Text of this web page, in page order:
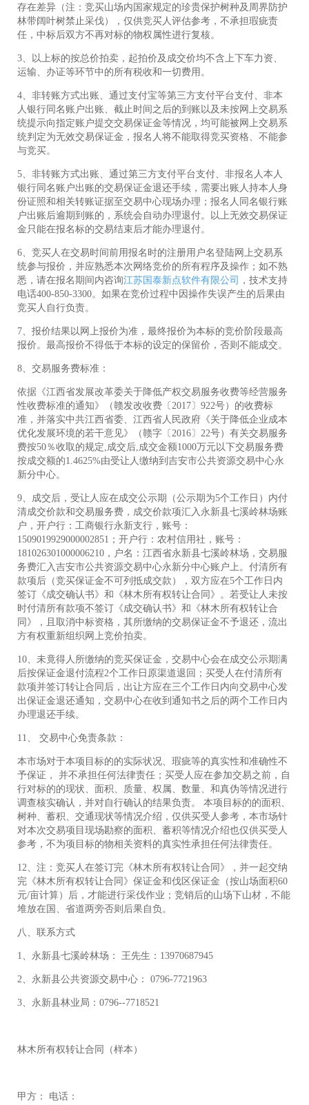
存在差异（注：竞买山场内国家规定的珍贵保护树种及周界防护
林带阔叶树禁止采伐），仅供竞买人评估参考，不承担瑕疵责
任，中标后双方不再对标的物权属性进行复核。
3、以上标的按总价拍卖，起拍价及成交价均不含上下车力资、
运输、办证等环节中的所有税收和一切费用。
4、非转账方式出账、通过支付宝等第三方支付平台支付、非本
人银行同名账户出账、截止时间之后的到账以及未按网上交易系
统提示向指定账户提交交易保证金等情况，均可能被网上交易系
统判定为无效交易保证金，报名人将不能取得竞买资格、不能参
与竞买。
5、非转账方式出账、通过第三方支付平台支付、非报名人本人
银行同名账户出账的交易保证金退还手续，需要出账人持本人身
份证照和相关转账证据至交易中心现场办理；报名人同名银行账
户出账后逾期到账的，系统会自动办理退付。以上无效交易保证
金只能在报名标的交易结束后才能办理退付。
6、竞买人在交易时间前用报名时的注册用户名登陆网上交易系
统参与报价，并应熟悉本次网络竞价的所有程序及操作；如不熟
悉，请在报名期间内咨询江苏国泰新点软件有限公司
，技术支持
电话400-850-3300。如果在竞价过程中因操作失误产生的后果由
竞买人自行负责。
7、报价结果以网上报价为准，最终报价为本标的竞价阶段最高
报价。最高报价不得低于本标的设定的保留价，否则不能成交。
8、交易服务费标准：
依据《江西省发展改革委关于降低产权交易服务收费等经营服务
性收费标准的通知》（赣发改收费〔2017〕922号）的收费标
准，并落实中共江西省委、江西省人民政府《关于降低企业成本
优化发展环境的若干意见》（赣字〔2016〕22号）有关交易服务
费按50％收取的规定,成交后,成交金额1000万元以下交易服务费
按成交额的1.4625%由受让人缴纳到吉安市公共资源交易中心永
新分中心。
9、成交后，受让人应在成交公示期（公示期为5个工作日）内付
清成交价款和交易服务费，成交价款项汇入永新县七溪岭林场账
户，开户行：工商银行永新支行，账号：
1509019929000002851；开户行：农村信用社，账号：
181026301000006210，户名：江西省永新县七溪岭林场，交易服
务费汇入吉安市公共资源交易中心永新分中心账户上。付清所有
款项后（竞买保证金不可列抵成交款），双方应在5个工作日内
签订《成交确认书》和《林木所有权转让合同》。若受让人未按
时付清所有款项不签订《成交确认书》和《林木所有权转让合
同》，且取消中标资格，其所缴纳的交易保证金不予退还，流出
方有权重新组织网上竞价拍卖。
10、未竟得人所缴纳的竞买保证金，交易中心会在成交公示期满
后按保证金退付流程2个工作日原渠道退回；买受人在付清所有
款项并签订转让合同后，出让方应在三个工作日内向交易中心发
出保证金退还通知，交易中心在收到通知书之后的两个工作日内
办理退还手续。
11、 交易中心免责条款：
本市场对于本项目标的的实际状况、瑕疵等的真实性和准确性不
予保证， 并不承担任何法律责任；买受人应在参加交易之前，自
行对标的的现状、面积、质量、权属、数量、和真伪等情况进行
调查核实确认，并对自行确认的结果负责。 本项目标的的面积、
树种、蓄积、交通现状等情况介绍，仅供买受人参考，本市场针
对本次交易项目现场勘察的面积、蓄积等情况介绍也仅供买受人
参考，不为项目标的物相关资料的真实性承担任何法律责任。
12、注：竞买人在签订完《林木所有权转让合同》，并一起交纳
完《林木所有权转让合同》保证金和伐区保证金（按山场面积60
元/亩计算）后，才能进行采伐作业；竞销后的山场下山材，不能
堆放在国、省道两旁否则后果自负。
八、联系方式
1、永新县七溪岭林场： 王先生：13970687945
2、永新县公共资源交易中心： 0796-7721963
3、永新县林业局：0796--7718521
林木所有权转让合同（样本）
甲方： 电话：